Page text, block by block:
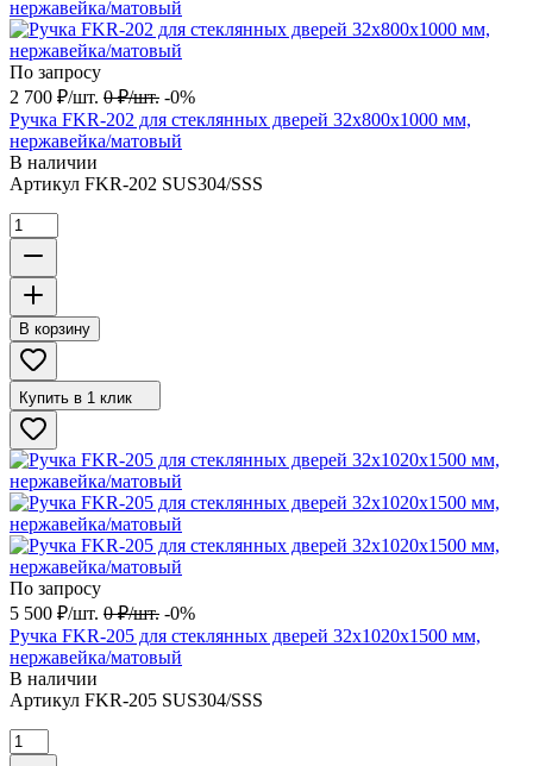
По запросу
2 700 ₽/шт. 0 ₽/шт. -0%
Ручка FKR-202 для стеклянных дверей 32x800х1000 мм,
нержавейка/матовый
В наличии
Артикул FKR-202 SUS304/SSS
В корзину
Купить в 1 клик
По запросу
5 500 ₽/шт. 0 ₽/шт. -0%
Ручка FKR-205 для стеклянных дверей 32х1020х1500 мм,
нержавейка/матовый
В наличии
Артикул FKR-205 SUS304/SSS